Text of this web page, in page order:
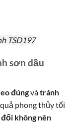
TSD197
sơn dầu
đúngvàtránh
phong thủy tối
không nên